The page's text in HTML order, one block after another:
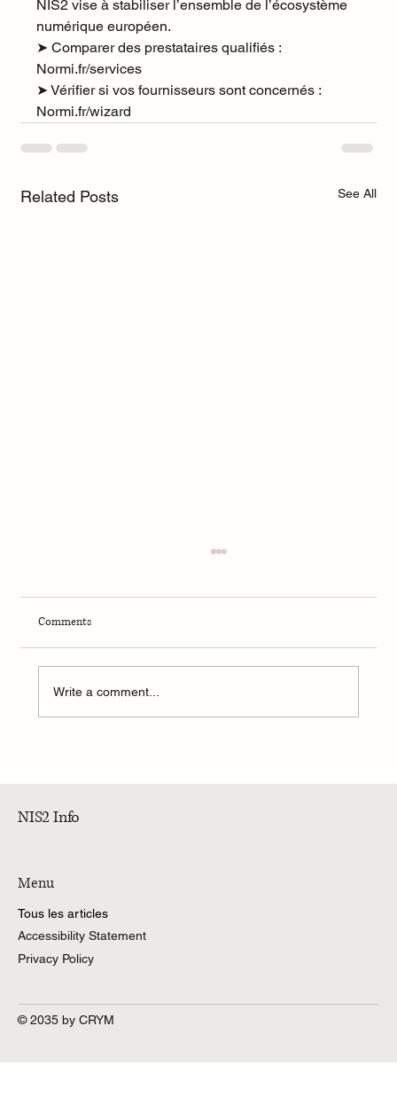
NIS2 vise à stabiliser l’ensemble de l’écosystème
numérique européen.
➤ Comparer des prestataires qualifiés :
Normi.fr/services
➤ Vérifier si vos fournisseurs sont concernés :
Normi.fr/wizard
Related Posts See All
Comments
Write a comment...
NIS2 Info
Menu
Tous les articles
Accessibility Statement
Privacy Policy
© 2035 by CRYM